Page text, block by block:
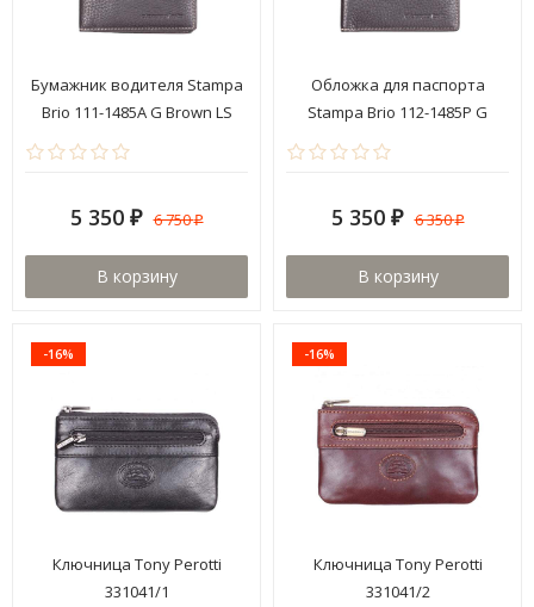
Бумажник водителя Stampa
Brio 111-1485A G Brown LS
5 350 ₽ 6 750₽
В корзину
Обложка для паспорта
Stampa Brio 112-1485P G
Brown LS
5 350 ₽ 6 350₽
В корзину
-16%
Ключница Tony Perotti
331041/1
-16%
Ключница Tony Perotti
331041/2